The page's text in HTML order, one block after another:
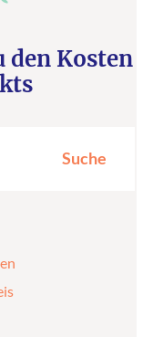
den Kosten
Suche